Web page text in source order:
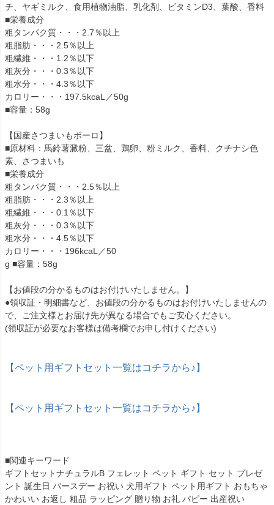
チ、ヤギミルク、食用植物油脂、乳化剤、ビタミンD3、葉酸、香料
■栄養成分
粗タンパク質・・・2.7％以上
粗脂肪・・・2.5％以上
粗繊維・・・1.2％以下
粗灰分・・・0.3％以下
粗水分・・・4.3％以下
カロリー・・・197.5kcaL／50g
■容量：58g
【国産さつまいもボーロ】
■原材料：馬鈴薯澱粉、三盆、鶏卵、粉ミルク、香料、クチナシ色
素、さつまいも
■栄養成分
粗タンパク質・・・2.5％以上
粗脂肪・・・2.3％以上
粗繊維・・・0.1％以下
粗灰分・・・0.3％以下
粗水分・・・4.5％以下
カロリー・・・196kcaL／50
g ■容量：58g
【お値段の分かるものはお付けいたしません。】
●領収証・明細書など、お値段の分かるものはお付けいたしませんの
で、ご注文様とお届け先が異なる場合でもご安心ください。
(領収証が必要なお客様は備考欄でお申し付けください)
【ペット用ギフトセット一覧はコチラから♪】
【ペット用ギフトセット一覧はコチラから♪】
■関連キーワード
ギフトセットナチュラルB フェレット ペット ギフト セット プレゼ
ント 誕生日 バースデー お祝い 犬用ギフト ペット用ギフト おもちゃ
かわいい お返し 粗品 ラッピング 贈り物 お礼 パピー 出産祝い